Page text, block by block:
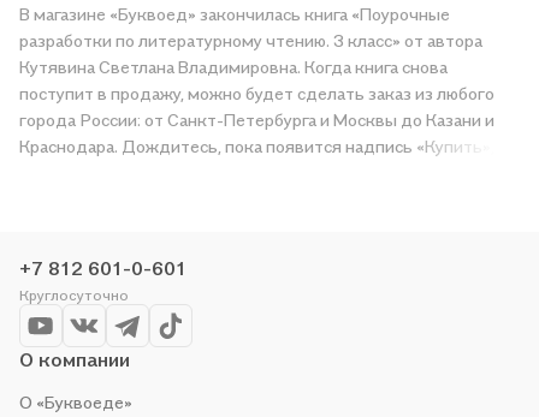
В магазине «Буквоед» закончилась книга «Поурочные
разработки по литературному чтению. 3 класс» от автора
Кутявина Светлана Владимировна. Когда книга снова
поступит в продажу, можно будет сделать заказ из любого
города России: от Санкт-Петербурга и Москвы до Казани и
Краснодара. Дождитесь, пока появится надпись «Купить»,
организуем конкурсы и проводим акции. Оставайтесь с нами,
чтобы не упустить выгоду!
+7 812 601-0-601
Круглосуточно
О компании
О «Буквоеде»